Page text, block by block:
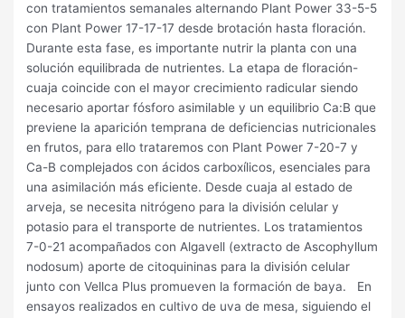
con tratamientos semanales alternando Plant Power 33-5-5
con Plant Power 17-17-17 desde brotación hasta floración.
Durante esta fase, es importante nutrir la planta con una
solución equilibrada de nutrientes. La etapa de floración-
cuaja coincide con el mayor crecimiento radicular siendo
necesario aportar fósforo asimilable y un equilibrio Ca:B que
previene la aparición temprana de deficiencias nutricionales
en frutos, para ello trataremos con Plant Power 7-20-7 y
Ca-B complejados con ácidos carboxílicos, esenciales para
una asimilación más eficiente. Desde cuaja al estado de
arveja, se necesita nitrógeno para la división celular y
potasio para el transporte de nutrientes. Los tratamientos
7-0-21 acompañados con Algavell (extracto de Ascophyllum
nodosum) aporte de citoquininas para la división celular
junto con Vellca Plus promueven la formación de baya. En
ensayos realizados en cultivo de uva de mesa, siguiendo el